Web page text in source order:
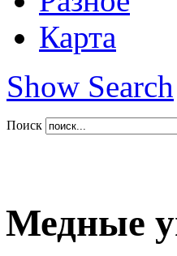
Карта
Show Search
Поиск
Медные